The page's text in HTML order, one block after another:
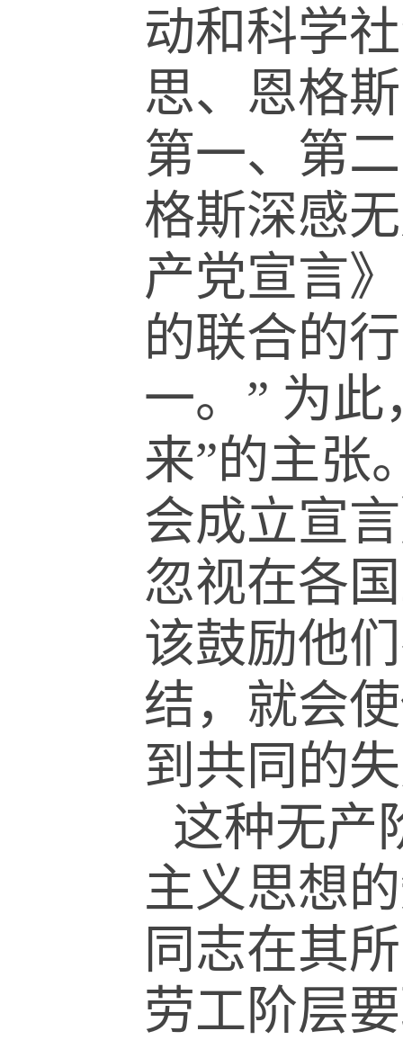
动和科学
思、恩格
第一、第
格斯深感
产党宣言
的联合的
一。 ” 为此
来”的主张
会成立宣
忽视在各
该鼓励他
结，就会
到共同的
这种无产
主义思想
同志在其
劳工阶层